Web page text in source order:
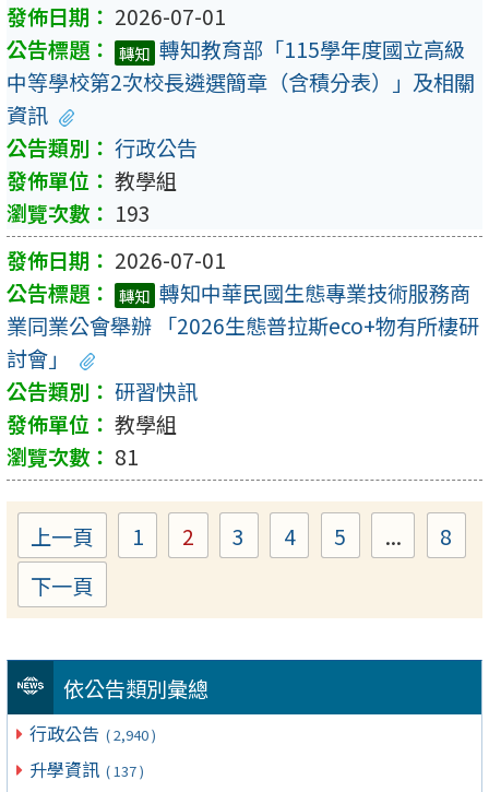
依公告類別彙總
行政公告 ( 2,940 )
升學資訊 ( 137 )
2026-07-01
轉知 轉知教育部「115學年度國立高級
中等學校第2次校長遴選簡章（含積分表）」及相關
資訊
行政公告
教學組
193
2026-07-01
轉知 轉知中華民國生態專業技術服務商
業同業公會舉辦 「2026生態普拉斯eco+物有所棲研
討會」
研習快訊
教學組
81
上一頁 Page
1 Page
2 Page
3 Page
4 Page
5 ...
8
下一頁